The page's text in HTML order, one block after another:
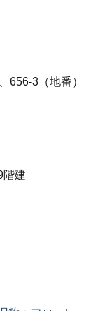
656-3（地番）
階建